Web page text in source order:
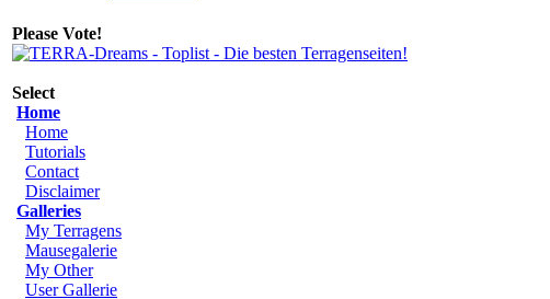
Please Vote!
Select
Home
Home
Tutorials
Contact
Disclaimer
Galleries
My Terragens
Mausegalerie
My Other
User Gallerie